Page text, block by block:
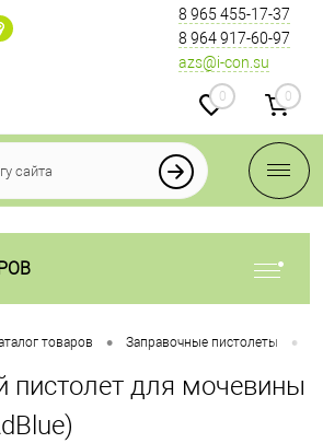
8 965 455-17-37
8 964 917-60-97
azs@i-con.su
0 0
товаров • Заправочные пистолеты •
пистолет для мочевины